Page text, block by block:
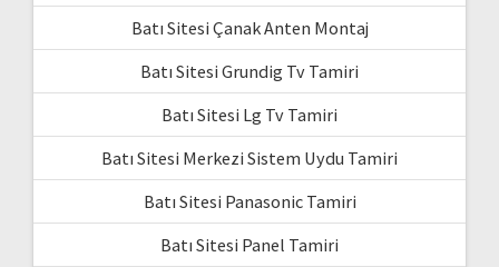
Batı Sitesi Çanak Anten Montaj
Batı Sitesi Grundig Tv Tamiri
Batı Sitesi Lg Tv Tamiri
Batı Sitesi Merkezi Sistem Uydu Tamiri
Batı Sitesi Panasonic Tamiri
Batı Sitesi Panel Tamiri